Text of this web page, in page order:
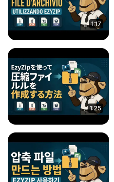
1:17
1:25